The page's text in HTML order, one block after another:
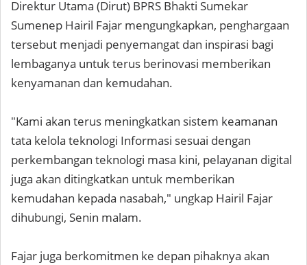
Direktur Utama (Dirut) BPRS Bhakti Sumekar
Sumenep Hairil Fajar mengungkapkan, penghargaan
tersebut menjadi penyemangat dan inspirasi bagi
lembaganya untuk terus berinovasi memberikan
kenyamanan dan kemudahan.
"Kami akan terus meningkatkan sistem keamanan
tata kelola teknologi Informasi sesuai dengan
perkembangan teknologi masa kini, pelayanan digital
juga akan ditingkatkan untuk memberikan
kemudahan kepada nasabah," ungkap Hairil Fajar
dihubungi, Senin malam.
Fajar juga berkomitmen ke depan pihaknya akan